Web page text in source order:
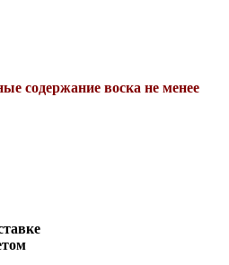
содержание воска не менее